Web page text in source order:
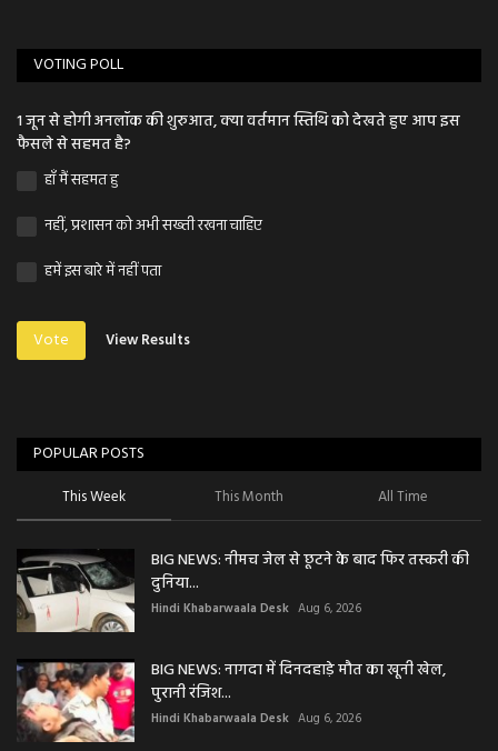
VOTING POLL
1 जून से होगी अनलॉक की शुरुआत, क्या वर्तमान स्तिथि को देखते हुए आप इस
फैसले से सहमत है?
हाँ मैं सहमत हु
नहीं, प्रशासन को अभी सख्ती रखना चाहिए
हमें इस बारे में नहीं पता
Vote View Results
POPULAR POSTS
This Week This Month All Time
BIG NEWS: नीमच जेल से छूटने के बाद फिर तस्करी की
दुनिया...
Hindi Khabarwaala Desk Aug 6, 2026
BIG NEWS: नागदा में दिनदहाड़े मौत का खूनी खेल,
पुरानी रंजिश...
Hindi Khabarwaala Desk Aug 6, 2026